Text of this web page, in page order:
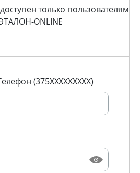
только пользователям
ONLINE
(375XXXXXXXXX)